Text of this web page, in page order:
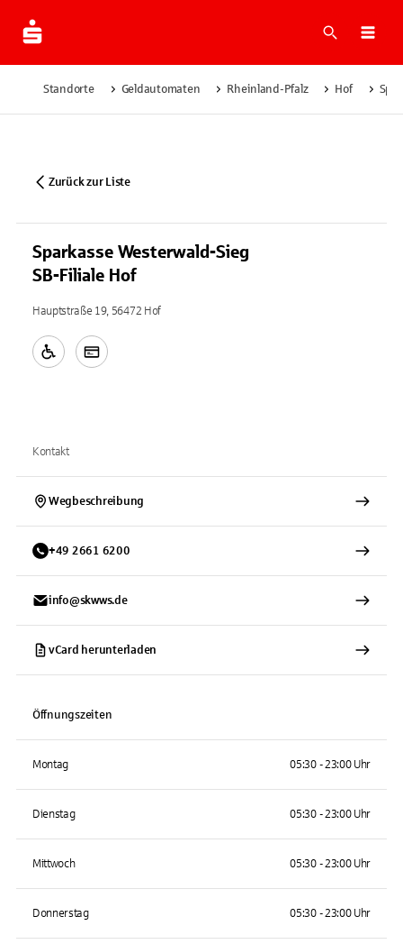
Suche
Standorte Geldautomaten Rheinland-Pfalz Hof
Zurück zur Liste
Sparkasse Westerwald-Sieg
SB-Filiale Hof
Hauptstraße 19, 56472 Hof
Kontakt
Wegbeschreibung
+49 2661 6200
info@skwws.de
vCard herunterladen
Öffnungszeiten
Montag 05:30 - 23:00 Uhr
Dienstag 05:30 - 23:00 Uhr
Mittwoch 05:30 - 23:00 Uhr
Donnerstag 05:30 - 23:00 Uhr